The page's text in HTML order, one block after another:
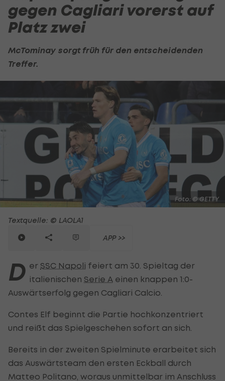
gegen Cagliari vorerst auf
Platz zwei
McTominay sorgt früh für den entscheidenden
Treffer.
Foto: © GETTY
Textquelle: © LAOLA1
APP >>
D er SSC Napoli feiert am 30. Spieltag der
italienischen Serie A einen knappen 1:0-
Auswärtserfolg gegen Cagliari Calcio.
Contes Elf beginnt die Partie hochkonzentriert
und reißt das Spielgeschehen sofort an sich.
Bereits in der zweiten Spielminute erarbeitet sich
das Auswärtsteam den ersten Eckball durch
Matteo Politano, woraus unmittelbar im Anschluss